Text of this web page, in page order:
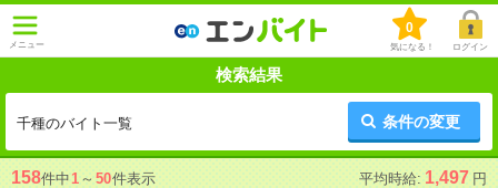
メニュー
0
気になる！ ログイン
検索結果
千種のバイト一覧 条件の変更
158件中1 ～ 50件表示 平均時給: 1,497 円